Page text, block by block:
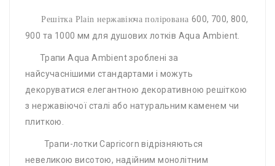
Решітка Plain нержавіюча полірована 600, 700, 800,
900 та 1000 мм для душових лотків Aqua Ambient.
Трапи Aqua Ambient зроблені за
найсучаснішими стандартами і можуть
декоруватися елегантною декоративною решіткою
з нержавіючої сталі або натуральним каменем чи
плиткою.
Трапи-лотки Capricorn відрізняються
невеликою висотою, надійним монолітним